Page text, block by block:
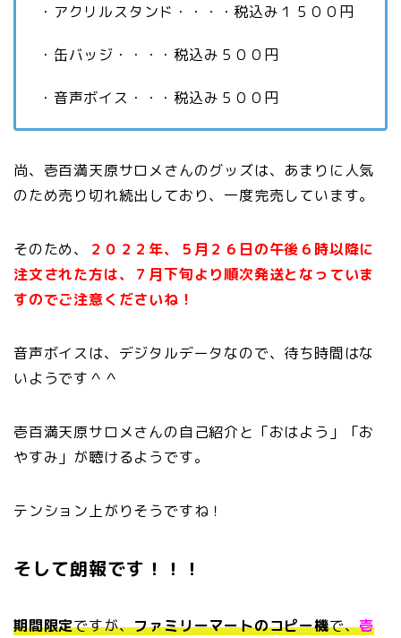
・アクリルスタンド・・・・税込み１５００円
・缶バッジ・・・・税込み５００円
・音声ボイス・・・税込み５００円
尚、壱百満天原サロメさんのグッズは、あまりに人気
のため売り切れ続出しており、一度完売しています。
そのため、
２０２２年、５月２６日の午後６時以降に
注文された方は、７月下旬より順次発送となっていま
すのでご注意くださいね！
音声ボイスは、デジタルデータなので、待ち時間はな
いようです＾＾
壱百満天原サロメさんの自己紹介と「おはよう」「お
やすみ」が聴けるようです。
テンション上がりそうですね！
そして朗報です！！！
期間限定ですが、ファミリーマートのコピー機で、壱